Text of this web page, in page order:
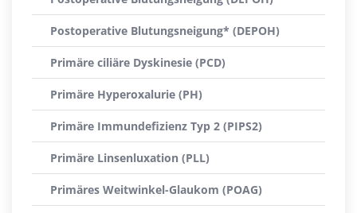
Postoperative Blutungsneigung* (DEPOH)
Primäre ciliäre Dyskinesie (PCD)
Primäre Hyperoxalurie (PH)
Primäre Immundefizienz Typ 2 (PIPS2)
Primäre Linsenluxation (PLL)
Primäres Weitwinkel-Glaukom (POAG)